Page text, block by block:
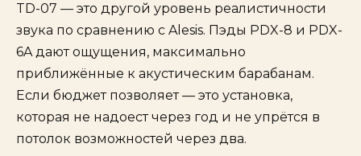
TD-07 — это другой уровень реалистичности
звука по сравнению с Alesis. Пэды PDX-8 и PDX-
6A дают ощущения, максимально
приближённые к акустическим барабанам.
Если бюджет позволяет — это установка,
которая не надоест через год и не упрётся в
потолок возможностей через два.